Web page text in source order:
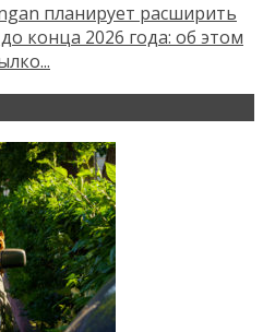
планирует расширить
конца 2026 года: об этом